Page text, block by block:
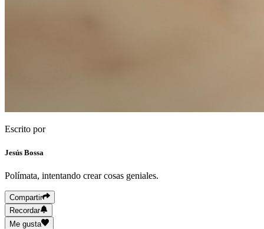
Escrito por
Jesús Bossa
Polímata, intentando crear cosas geniales.
Compartir
Recordar
Me gusta